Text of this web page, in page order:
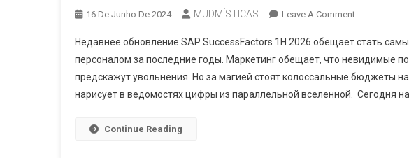
16 De Junho De 2024 MUDMÍSTICAS Leave A CommentOn
Ляшанов
Разбирает
Сдвиг
В
Недавнее обновление SAP SuccessFactors 1H 2026 обещает стать
персоналом за последние годы. Маркетинг обещает, что невидимые
предскажут увольнения. Но за магией стоят колоссальные бюджеты
нарисует в ведомостях цифры из параллельной вселенной. Сегодня
Continue Reading